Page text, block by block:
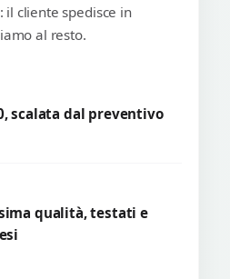
il cliente spedisce in
al resto.
scalata dal preventivo
qualità, testati e